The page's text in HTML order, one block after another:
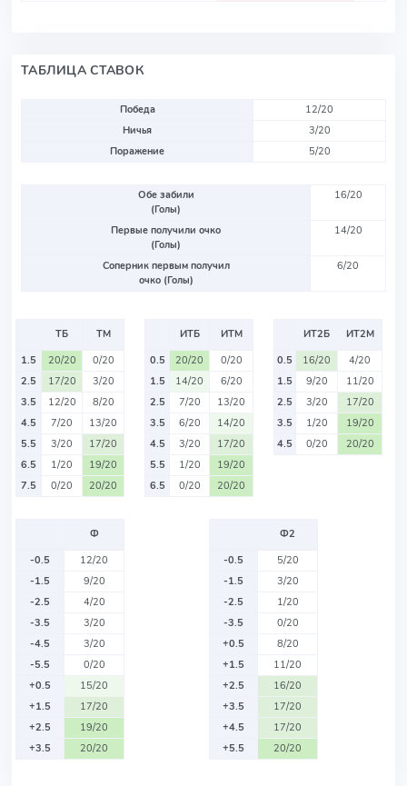
ТАБЛИЦА СТАВОК
Победа
12/20
Ничья
3/20
Поражение
5/20
Обе забили
(Голы)
16/20
Первые получили очко
(Голы)
14/20
Соперник первым получил
очко (Голы)
6/20
ТБ
ТМ
1.5
20/20
0/20
2.5
17/20
3/20
3.5
12/20
8/20
4.5
7/20
13/20
5.5
3/20
17/20
6.5
1/20
19/20
7.5
0/20 20/20
ИТБ
ИТМ
0.5
20/20
0/20
1.5
14/20
6/20
2.5
7/20
13/20
3.5
6/20
14/20
4.5
3/20
17/20
5.5
1/20
19/20
6.5
0/20 20/20
ИТ2Б
ИТ2М
0.5
16/20
4/20
1.5
9/20
11/20
2.5
3/20
17/20
3.5
1/20
19/20
4.5
0/20 20/20
Ф
-0.5
12/20
-1.5
9/20
-2.5
4/20
-3.5
3/20
-4.5
3/20
-5.5
0/20
+0.5
15/20
+1.5
17/20
+2.5
19/20
+3.5
20/20
Ф2
-0.5
5/20
-1.5
3/20
-2.5
1/20
-3.5
0/20
+0.5
8/20
+1.5
11/20
+2.5
16/20
+3.5
17/20
+4.5
17/20
+5.5
20/20